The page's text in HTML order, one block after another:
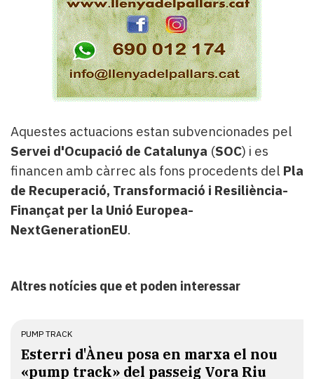
Aquestes actuacions estan subvencionades pel
Servei d'Ocupació de Catalunya (SOC) i es
financen amb càrrec als fons procedents del Pla
de Recuperació, Transformació i Resiliència-
Finançat per la Unió Europea-
NextGenerationEU.
Altres notícies que et poden interessar
PUMP TRACK
Esterri d'Àneu posa en marxa el nou
«pump track» del passeig Vora Riu